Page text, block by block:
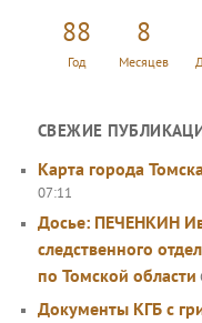
88
Год
8
Месяцев
СВЕЖИЕ
Карта города
07:11
Досье: ПЕЧЕНКИН
следственного
по Томской области
Документы КГБ с